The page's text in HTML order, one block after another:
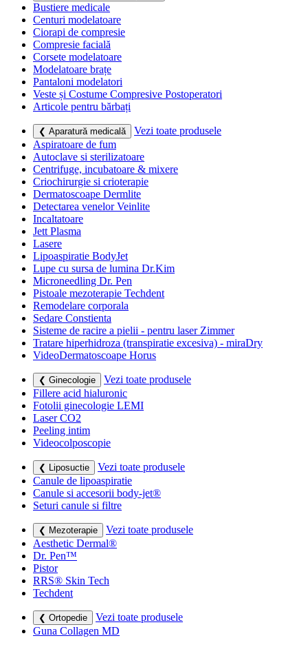
Bustiere medicale
Centuri modelatoare
Ciorapi de compresie
Compresie facială
Corsete modelatoare
Modelatoare brațe
Pantaloni modelatori
Veste și Costume Compresive Postoperatori
Articole pentru bărbați
❮ Aparatură medicală
Vezi toate produsele
Aspiratoare de fum
Autoclave si sterilizatoare
Centrifuge, incubatoare & mixere
Criochirurgie si crioterapie
Dermatoscoape Dermlite
Detectarea venelor Veinlite
Incaltatoare
Jett Plasma
Lasere
Lipoaspiratie BodyJet
Lupe cu sursa de lumina Dr.Kim
Microneedling Dr. Pen
Pistoale mezoterapie Techdent
Remodelare corporala
Sedare Constienta
Sisteme de racire a pielii - pentru laser Zimmer
Tratare hiperhidroza (transpiratie excesiva) - miraDry
VideoDermatoscoape Horus
❮ Ginecologie
Vezi toate produsele
Fillere acid hialuronic
Fotolii ginecologie LEMI
Laser CO2
Peeling intim
Videocolposcopie
❮ Liposuctie
Vezi toate produsele
Canule de lipoaspiratie
Canule si accesorii body-jet®
Seturi canule si filtre
❮ Mezoterapie
Vezi toate produsele
Aesthetic Dermal®
Dr. Pen™
Pistor
RRS® Skin Tech
Techdent
❮ Ortopedie
Vezi toate produsele
Guna Collagen MD